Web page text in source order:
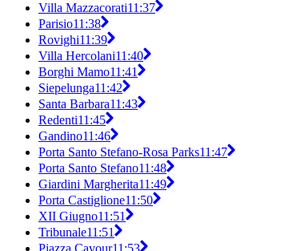
Villa Mazzacorati11:37
Parisio11:38
Rovighi11:39
Villa Hercolani11:40
Borghi Mamo11:41
Siepelunga11:42
Santa Barbara11:43
Redenti11:45
Gandino11:46
Porta Santo Stefano-Rosa Parks11:47
Porta Santo Stefano11:48
Giardini Margherita11:49
Porta Castiglione11:50
XII Giugno11:51
Tribunale11:51